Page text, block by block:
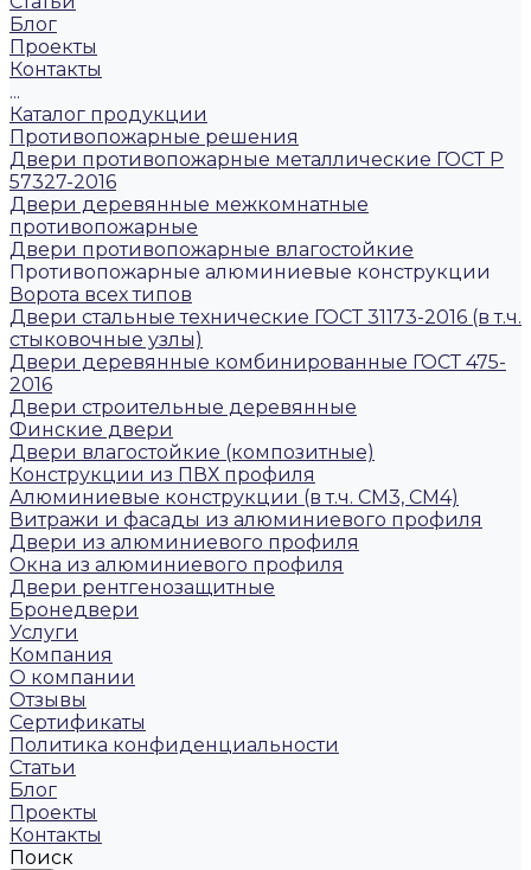
Блог
Проекты
Контакты
...
Каталог продукции
Противопожарные решения
Двери противопожарные металлические ГОСТ Р
57327-2016
Двери деревянные межкомнатные
противопожарные
Двери противопожарные влагостойкие
Противопожарные алюминиевые конструкции
Ворота всех типов
Двери стальные технические ГОСТ 31173-2016 (в т.ч.
стыковочные узлы)
Двери деревянные комбинированные ГОСТ 475-
2016
Двери строительные деревянные
Финские двери
Двери влагостойкие (композитные)
Конструкции из ПВХ профиля
Алюминиевые конструкции (в т.ч. СМ3, СМ4)
Витражи и фасады из алюминиевого профиля
Двери из алюминиевого профиля
Окна из алюминиевого профиля
Двери рентгенозащитные
Бронедвери
Услуги
Компания
О компании
Отзывы
Сертификаты
Политика конфиденциальности
Статьи
Блог
Проекты
Контакты
Поиск